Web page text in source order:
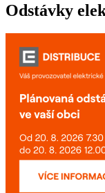
Odstávky